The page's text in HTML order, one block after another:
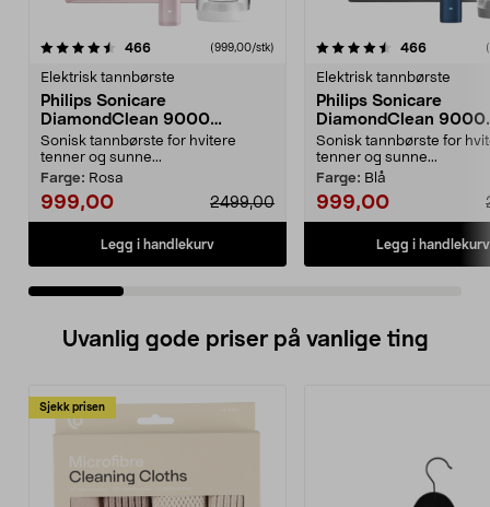
466anmeldelser(999,00/stk)
Elektrisk tannbørste
Philips Sonicare
DiamondClean 9000
elektrisk tannbørste, Special
Edition
Sonisk tannbørste for hvitere
tenner og sunne...
Farge: Rosa
999,00 2499,00
Legg i handlekurv
4.5 av 5 stjerner 466
Elektrisk tannbørste
Philips Sonicare
DiamondClean 9000
elektrisk tannbørste,
Edition
Sonisk tannbørste for
tenner og sunne...
Farge: Blå
999,00
Legg i handlekurv
4.5 av 5 stjerner
Uvanlig gode priser på vanlige ting
Sjekk prisen